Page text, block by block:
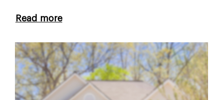
Read more